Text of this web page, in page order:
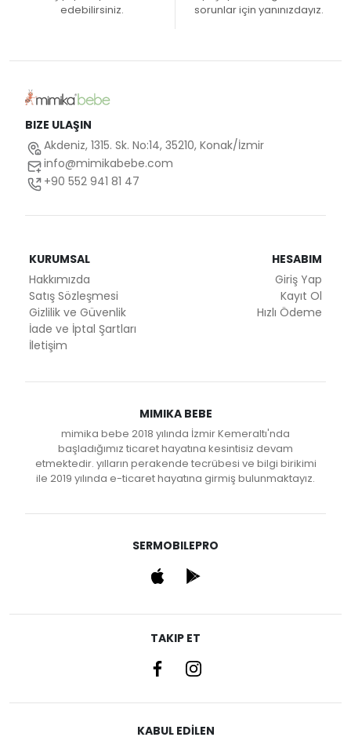
edebilirsiniz.
sorunlar için yanınızdayız.
BIZE ULAŞIN
Akdeniz, 1315. Sk. No:14, 35210, Konak/İzmir
info@mimikabebe.com
+90 552 941 81 47
KURUMSAL
Hakkımızda
Satış Sözleşmesi
Gizlilik ve Güvenlik
İade ve İptal Şartları
İletişim
HESABIM
Giriş Yap
Kayıt Ol
Hızlı Ödeme
MIMIKA BEBE
mimika bebe 2018 yılında İzmir Kemeraltı'nda
başladığımız ticaret hayatına kesintisiz devam
etmektedir. yılların perakende tecrübesi ve bilgi birikimi
ile 2019 yılında e-ticaret hayatına girmiş bulunmaktayız.
SERMOBILEPRO
TAKIP ET
KABUL EDİLEN